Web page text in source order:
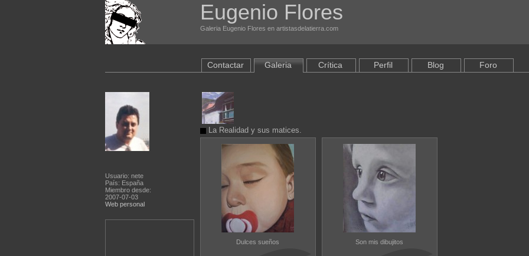
Eugenio Flores
Galeria Eugenio Flores en artistasdelatierra.com
Usuario: nete
País: España
Miembro desde:
2007-07-03
Web personal
Contactar Galeria Crítica Perfil Blog Foro
La Realidad y sus matices.
Dulces sueños Son mis dibujitos